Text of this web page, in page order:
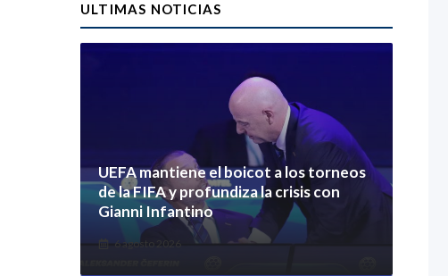
ULTIMAS NOTICIAS
UEFA mantiene el boicot a los torneos
de la FIFA y profundiza la crisis con
Gianni Infantino
6 agosto 2026